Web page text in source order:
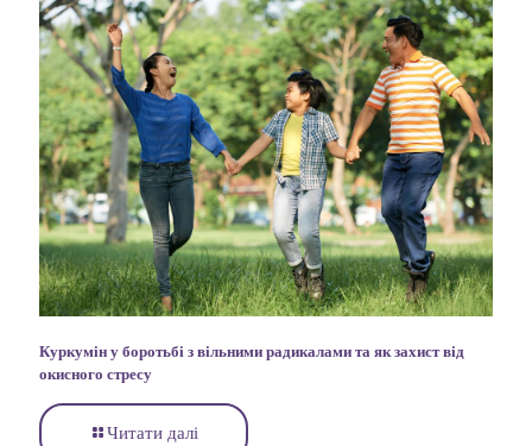
Куркумін у боротьбі з вільними радикалами та як захист від
окисного стресу
Читати далі